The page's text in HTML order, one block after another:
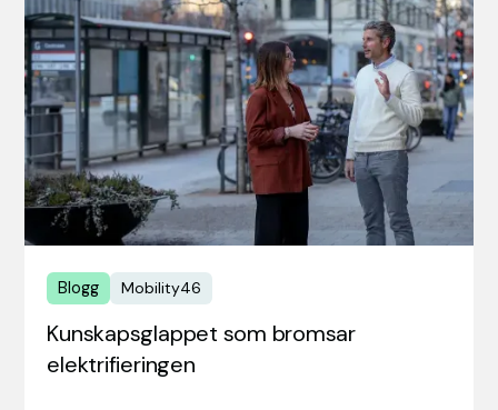
Blogg Mobility46
Kunskapsglappet som bromsar
elektrifieringen